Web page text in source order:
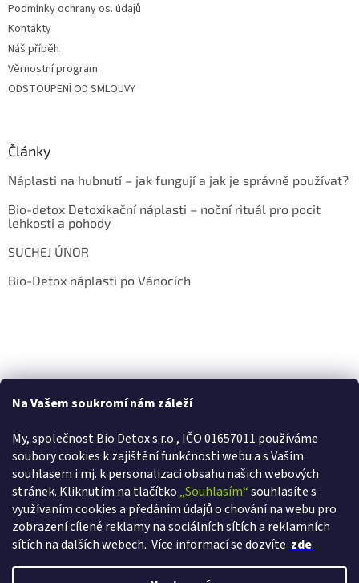
Na Vašem soukromí nám záleží
My, společnost Bio Detox s.r.o., IČO 01657011 používáme
soubory cookies k zajištění funkčnosti webu a s Vaším
souhlasem i mj. k personalizaci obsahu našich webových
stránek. Kliknutím na tlačítko „Souhlasím“souhlasíte s
využívaním cookies a předáním údajů o chování na webu pro
zobrazení cílené reklamy na sociálních sítích a reklamních
sítích na dalších webech. Více informací se dozvíte zde.
Podmínky ochrany os. údajů
Kontakty
Náš příběh
Věrnostní program
ODSTOUPENÍ OD SMLOUVY
Články
Náplasti na hubnutí – jak fungují a jak je správně používat?
Bio-detox Detoxikační náplasti – noční rituál pro pocit
lehkosti a pohody
SUCHEJ ÚNOR
Bio-Detox náplasti po Vánocích